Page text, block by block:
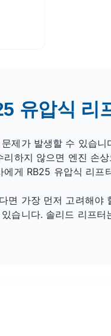
유압식 리
제가 발생할 수 있습
하지 않으면 엔진 손
게 RB25 유압식 리
면 가장 먼저 고려해야
습니다. 솔리드 리프